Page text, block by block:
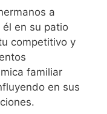
a
en su patio
competitivo y
familiar
en sus